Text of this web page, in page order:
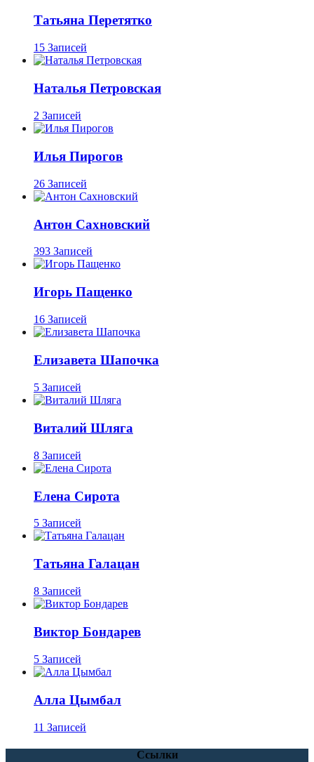
Татьяна Перетятко
15 Записей
Наталья Петровская
2 Записей
Илья Пирогов
26 Записей
Антон Сахновский
393 Записей
Игорь Пащенко
16 Записей
Елизавета Шапочка
5 Записей
Виталий Шляга
8 Записей
Елена Сирота
5 Записей
Татьяна Галацан
8 Записей
Виктор Бондарев
5 Записей
Алла Цымбал
11 Записей
Ссылки